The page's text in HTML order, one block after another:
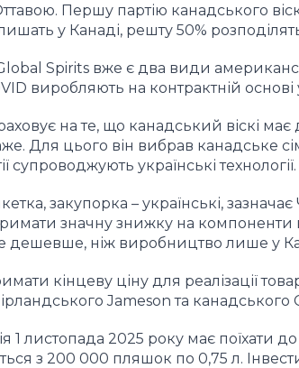
Першу партію канадського
у Канаді, решту 50%
Spirits вже є два види
виробляють на контрактній
на те, що канадський віскі має
Для цього він вибрав канадське
супроводжують українські технології.
закупорка – українські,
значну знижку на компоненти
дешевше, ніж виробництво лише у
кінцеву ціну для реалізації
Jameson та канадського
1 листопада 2025 року має поїхати
з 200 000 пляшок по 0,75 л.